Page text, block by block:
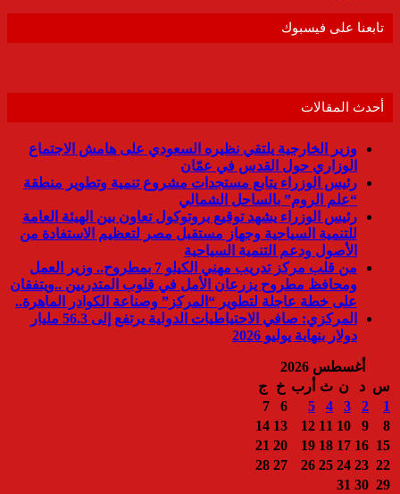
تابعنا على فيسبوك
أحدث المقالات
وزير الخارجية يلتقي نظيره السعودي على هامش الاجتماع
الوزاري حول القدس في عمّان
رئيس الوزراء يتابع مستجدات مشروع تنمية وتطوير منطقة
“علم الروم” بالساحل الشمالي
رئيس الوزراء يشهد توقيع بروتوكول تعاون بين الهيئة العامة
للتنمية السياحية وجهاز مستقبل مصر لتعظيم الاستفادة من
الأصول ودعم التنمية السياحية
من قلب مركز تدريب مهني الكيلو 7 بمطروح.. وزير العمل
ومحافظ مطروح يزرعان الأمل في قلوب المتدربين ..ويتفقان
على خطة عاجلة لتطوير “المركز” وصناعة الكوادر الماهرة..
المركزي: صافي الاحتياطيات الدولية يرتفع إلى 56.3 مليار
دولار بنهاية يوليو 2026
أغسطس 2026
س د ن ث أرب خ
ج
1
2
3
4
5
6
7
8
9
10
11
12
13
14
15
16
17
18
19
20
21
22
23
24
25
26
27
28
29
30
31